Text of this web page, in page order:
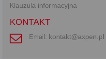
Klauzula informacyjna
KONTAKT
Email: kontakt@axpen.pl